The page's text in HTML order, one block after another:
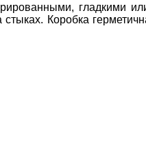
гладкими
Коробка